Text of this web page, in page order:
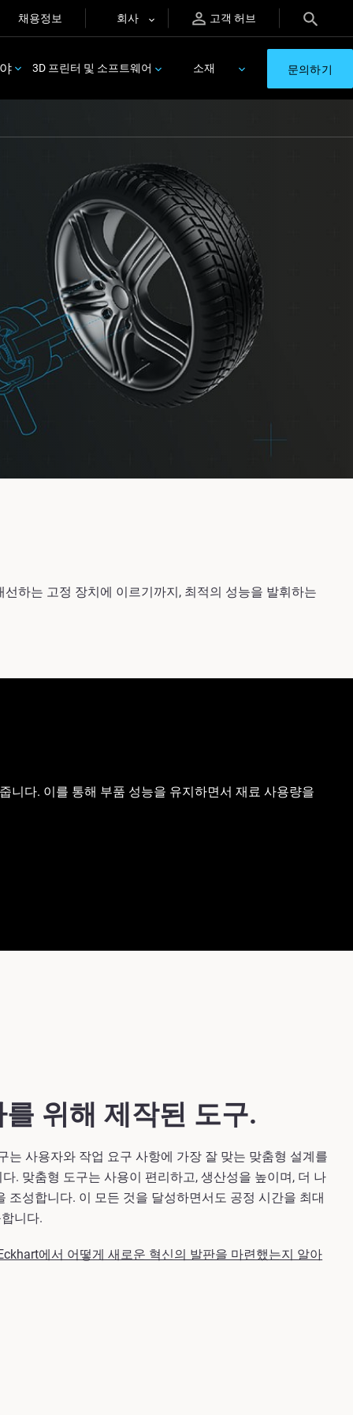
채용정보 회사 고객 허브
3D 프린터 및 소프트웨어 소재 문의하기
하는 고정 장치에 이르기까지, 최적의 성능을 발휘하는
니다. 이를 통해 부품 성능을 유지하면서 재료 사용량을
위해 제작된 도구.
는 사용자와 작업 요구 사항에 가장 잘 맞는 맞춤형 설계를
. 맞춤형 도구는 사용이 편리하고, 생산성을 높이며, 더 나
조성합니다. 이 모든 것을 달성하면서도 공정 시간을 최대
니다.
에서 어떻게 새로운 혁신의 발판을 마련했는지 알아